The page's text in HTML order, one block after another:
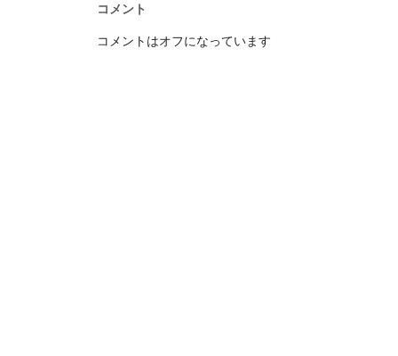
コメント
コメントはオフになっています